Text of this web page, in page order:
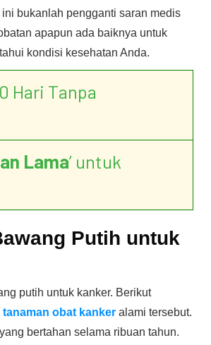
bukanlah pengganti saran medis
apapun ada baiknya untuk
kondisi kesehatan Anda.
Hari Tanpa
Lama’ untuk
Putih untuk
putih untuk kanker. Berikut
tanaman obat kanker alami tersebut.
bertahan selama ribuan tahun.